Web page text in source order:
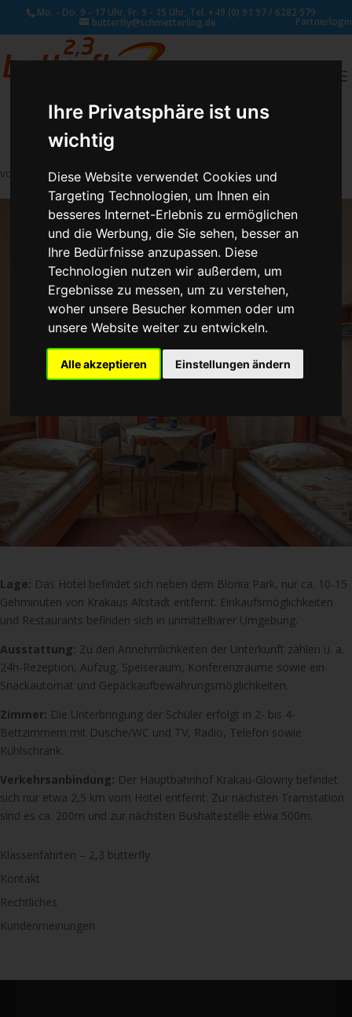
Ihre Privatsphäre ist uns
wichtig
Diese Website verwendet Cookies und
Targeting Technologien, um Ihnen ein
besseres Internet-Erlebnis zu ermöglichen
und die Werbung, die Sie sehen, besser an
Ihre Bedürfnisse anzupassen. Diese
Technologien nutzen wir außerdem, um
Ergebnisse zu messen, um zu verstehen,
woher unsere Besucher kommen oder um
unsere Website weiter zu entwickeln.
Alle akzeptieren Einstellungen ändern
Mo. - Do. 9 - 17 Uhr, Fr. 9 - 15 Uhr, Tel. +49 (0) 91 97 / 6282 579
butterfly@schmetterling.de Partnerlogin
von Susan Naumann|Dez. 6, 2018
Lage: Das Hotel befindet sich neben dem Blonia Park, nur ca. 10-15
Gehminuten von Krakaus Altstadt entfernt. Einkaufsmöglichkeiten
und Restaurants befinden sich in unmittelbarer Umgebung.
Ausstattung: Zu den Annehmlichkeiten der Unterkunft zählen u. a.
24h-Rezeption, Aufzug, Speiseraum, Konferenzräume sowie ein
Snackautomat und Gepäckaufbewahrungsmöglichkeiten.
Zimmer: Die Unterbringung der Schüler erfolgt in 2- bis 4-
Bettzimmern mit Dusche/WC und TV, Radio, Telefon sowie
Kühlschrank.
Verkehrsanbindung: Der Hauptbahnhof Krakau-Glowny befindet
sich nur etwa 2,5 km vom Hotel entfernt. Zur nächsten Tramstation
sind es ca. 200m und zur nächsten Bushaltestelle etwa 500m.
Klassenfahrten – 2,3 butterfly
Kontakt
Rechtliches
Kundenmeinungen